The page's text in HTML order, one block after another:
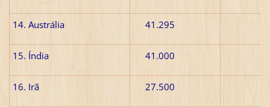
14. Austrália 41.295
15. Índia 41.000
16. Irã 27.500